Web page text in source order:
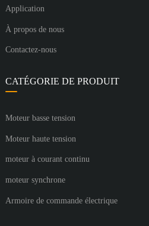
Application
À propos de nous
Contactez-nous
CATÉGORIE DE PRODUIT
Moteur basse tension
Moteur haute tension
moteur à courant continu
moteur synchrone
Armoire de commande électrique